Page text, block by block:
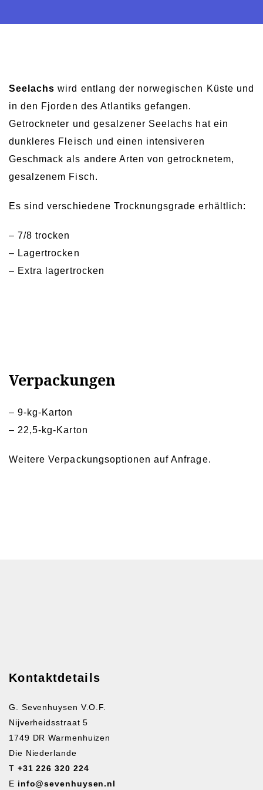
Seelachs wird entlang der norwegischen Küste und
in den Fjorden des Atlantiks gefangen.
Getrockneter und gesalzener Seelachs hat ein
dunkleres Fleisch und einen intensiveren
Geschmack als andere Arten von getrocknetem,
gesalzenem Fisch.
Es sind verschiedene Trocknungsgrade erhältlich:
– 7/8 trocken
– Lagertrocken
– Extra lagertrocken
Verpackungen
– 9-kg-Karton
– 22,5-kg-Karton
Weitere Verpackungsoptionen auf Anfrage.
Kontaktdetails
G. Sevenhuysen V.O.F.
Nijverheidsstraat 5
1749 DR Warmenhuizen
Die Niederlande
T +31 226 320 224
E info@sevenhuysen.nl